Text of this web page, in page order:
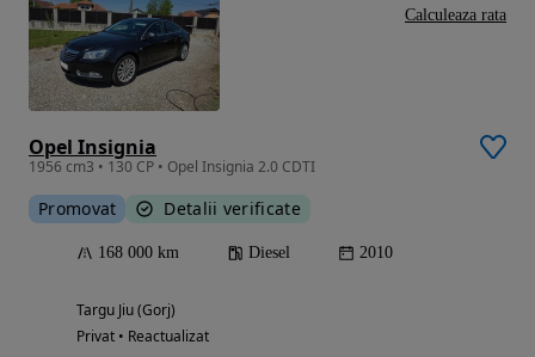
Opel Insignia
1956 cm3 • 130 CP • Opel Insignia 2.0 CDTI
Promovat Detalii verificate
168 000 km Diesel 2010
Targu Jiu (Gorj)
Privat • Reactualizat
Calculeaza rata